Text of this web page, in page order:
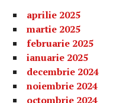
aprilie 2025
martie 2025
februarie 2025
ianuarie 2025
decembrie 2024
noiembrie 2024
octombrie 2024